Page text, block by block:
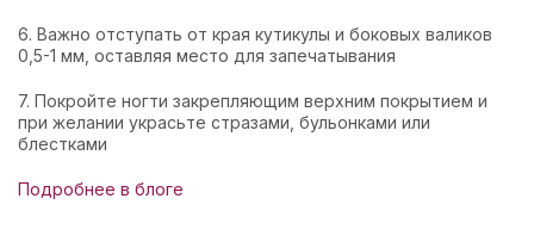
6. Важно отступать от края кутикулы и боковых валиков
0,5-1 мм, оставляя место для запечатывания
7. Покройте ногти закрепляющим верхним покрытием и
при желании украсьте стразами, бульонками или
блестками
Подробнее в блоге